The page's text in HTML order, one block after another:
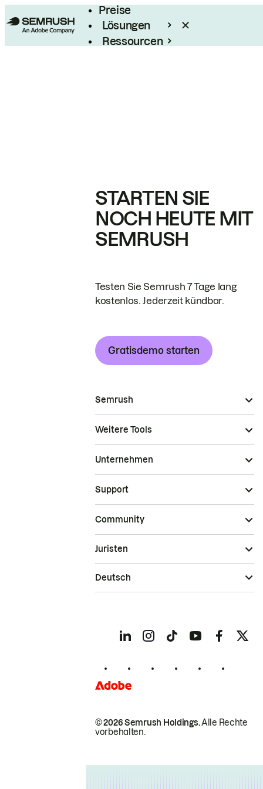
Preise
Lösungen
Ressourcen
STARTEN SIE
NOCH HEUTE MIT
SEMRUSH
Testen Sie Semrush 7 Tage lang
kostenlos. Jederzeit kündbar.
Gratisdemo starten
Semrush
Weitere Tools
Unternehmen
Support
Community
© 2026 Semrush Holdings.Alle Rechte
vorbehalten.
Juristen
Deutsch